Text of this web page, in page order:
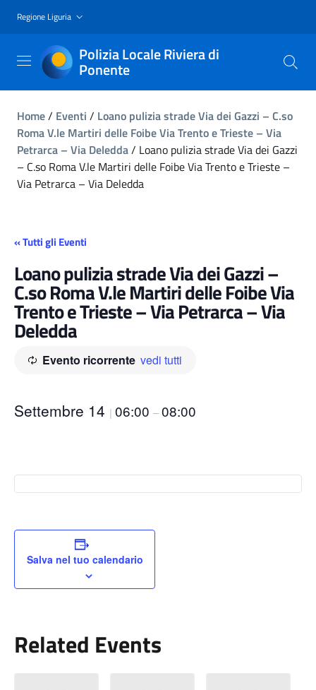
Regione Liguria
Polizia Locale Riviera di
Ponente
Home/ Eventi / Loano pulizia strade Via dei Gazzi – C.so
Roma V.le Martiri delle Foibe Via Trento e Trieste – Via
Petrarca – Via Deledda/ Loano pulizia strade Via dei Gazzi
– C.so Roma V.le Martiri delle Foibe Via Trento e Trieste –
Via Petrarca – Via Deledda
« Tutti gli Eventi
Loano pulizia strade Via dei Gazzi –
C.so Roma V.le Martiri delle Foibe Via
Trento e Trieste – Via Petrarca – Via
Deledda
Evento ricorrente vedi tutti
Settembre 14 | 06:00 –08:00
Salva nel tuo calendario
Related Events